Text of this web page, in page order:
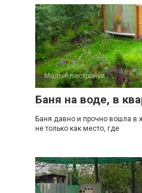
Малые постройки
Баня на воде, в
Баня давно и прочно вошла в
не только как место, где